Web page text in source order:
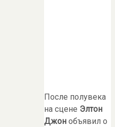
После полувека
на сцене Элтон
Джон объявил о